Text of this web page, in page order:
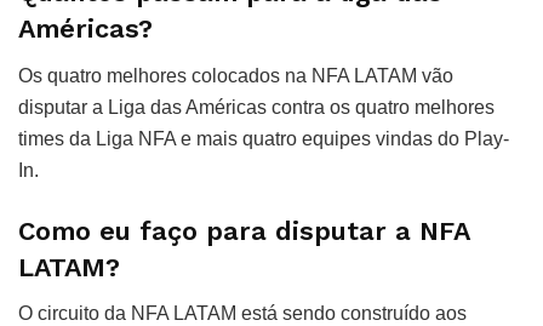
Américas?
Os quatro melhores colocados na NFA LATAM vão
disputar a Liga das Américas contra os quatro melhores
times da Liga NFA e mais quatro equipes vindas do Play-
In.
Como eu faço para disputar a NFA
LATAM?
O circuito da NFA LATAM está sendo construído aos